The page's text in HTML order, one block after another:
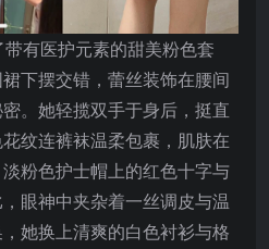
有医护元素的甜美粉色套
下摆交错，蕾丝装饰在腰间
。她轻揽双手于身后，挺直
纹连裤袜温柔包裹，肌肤在
粉色护士帽上的红色十字与
眼神中夹杂着一丝调皮与温
她换上清爽的白色衬衫与格